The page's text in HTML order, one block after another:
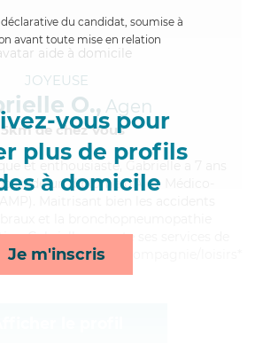
du candidat, soumise à
avant toute mise en relation
vous pour
plus de profils
à domicile
Je m'inscris
JOYEUSE
O., Agen
de chez Vous
et enthousiaste, Gabrielle a 7 ans
un diplôme d'Aide Médico-
Gabrielle apporte ses services de
habillage et compagnie/loisirs*